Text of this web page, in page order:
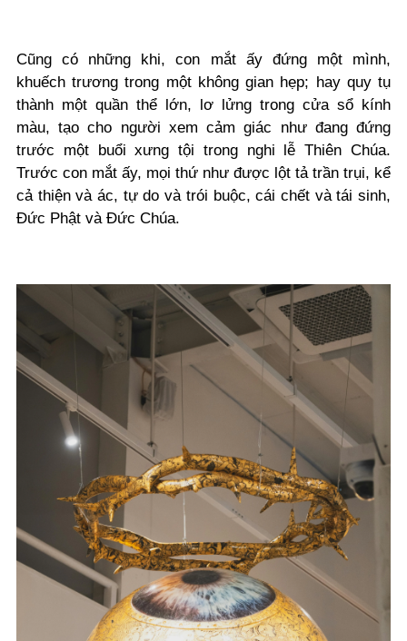
Cũng có những khi, con mắt ấy đứng một mình,
khuếch trương trong một không gian hẹp; hay quy tụ
thành một quần thể lớn, lơ lửng trong cửa sổ kính
màu, tạo cho người xem cảm giác như đang đứng
trước một buổi xưng tội trong nghi lễ Thiên Chúa.
Trước con mắt ấy, mọi thứ như được lột tả trần trụi, kể
cả thiện và ác, tự do và trói buộc, cái chết và tái sinh,
Đức Phật và Đức Chúa.